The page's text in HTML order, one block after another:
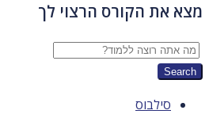
מצא את הקורס הרצוי לך
סילבוס